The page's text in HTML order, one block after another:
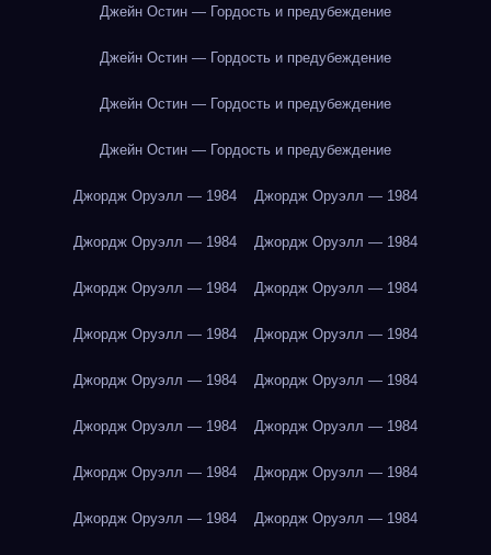
Джейн Остин — Гордость и предубеждение
Джейн Остин — Гордость и предубеждение
Джейн Остин — Гордость и предубеждение
Джейн Остин — Гордость и предубеждение
Джордж Оруэлл — 1984 Джордж Оруэлл — 1984
Джордж Оруэлл — 1984 Джордж Оруэлл — 1984
Джордж Оруэлл — 1984 Джордж Оруэлл — 1984
Джордж Оруэлл — 1984 Джордж Оруэлл — 1984
Джордж Оруэлл — 1984 Джордж Оруэлл — 1984
Джордж Оруэлл — 1984 Джордж Оруэлл — 1984
Джордж Оруэлл — 1984 Джордж Оруэлл — 1984
Джордж Оруэлл — 1984 Джордж Оруэлл — 1984